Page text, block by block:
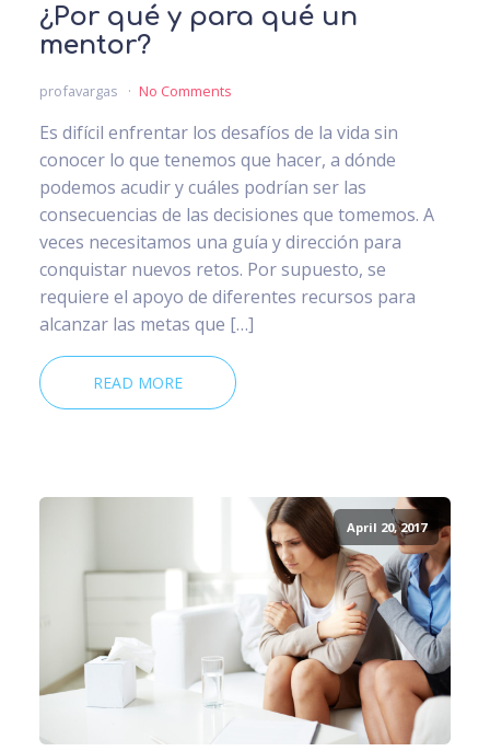
¿Por qué y para qué un
mentor?
profavargas No Comments
Es difícil enfrentar los desafíos de la vida sin
conocer lo que tenemos que hacer, a dónde
podemos acudir y cuáles podrían ser las
consecuencias de las decisiones que tomemos. A
veces necesitamos una guía y dirección para
conquistar nuevos retos. Por supuesto, se
requiere el apoyo de diferentes recursos para
alcanzar las metas que […]
READ MORE
April 20, 2017